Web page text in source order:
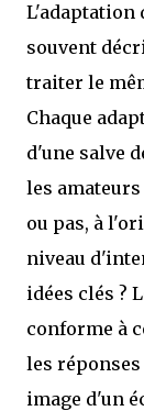
L'adaptation
souvent
traiter le
Chaque
d'une salve
les
ou pas, à
niveau
idées clés ?
conforme à
les
image d'un